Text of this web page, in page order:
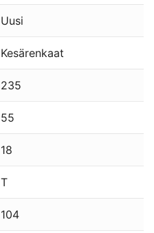
Uusi
Kesärenkaat
235
55
18
T
104